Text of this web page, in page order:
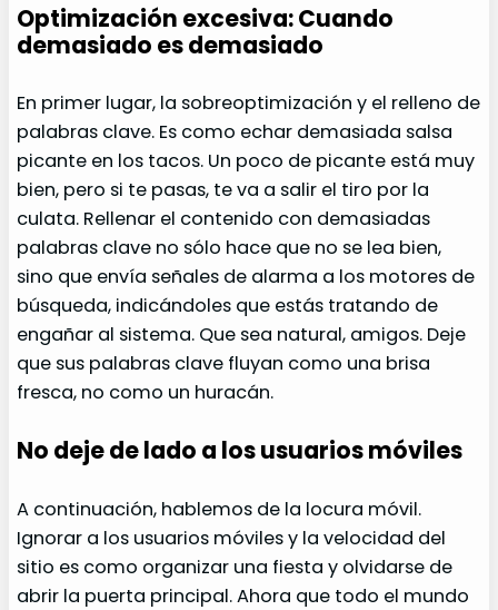
Optimización excesiva: Cuando
demasiado es demasiado
En primer lugar, la sobreoptimización y el relleno de
palabras clave. Es como echar demasiada salsa
picante en los tacos. Un poco de picante está muy
bien, pero si te pasas, te va a salir el tiro por la
culata. Rellenar el contenido con demasiadas
palabras clave no sólo hace que no se lea bien,
sino que envía señales de alarma a los motores de
búsqueda, indicándoles que estás tratando de
engañar al sistema. Que sea natural, amigos. Deje
que sus palabras clave fluyan como una brisa
fresca, no como un huracán.
No deje de lado a los usuarios móviles
A continuación, hablemos de la locura móvil.
Ignorar a los usuarios móviles y la velocidad del
sitio es como organizar una fiesta y olvidarse de
abrir la puerta principal. Ahora que todo el mundo